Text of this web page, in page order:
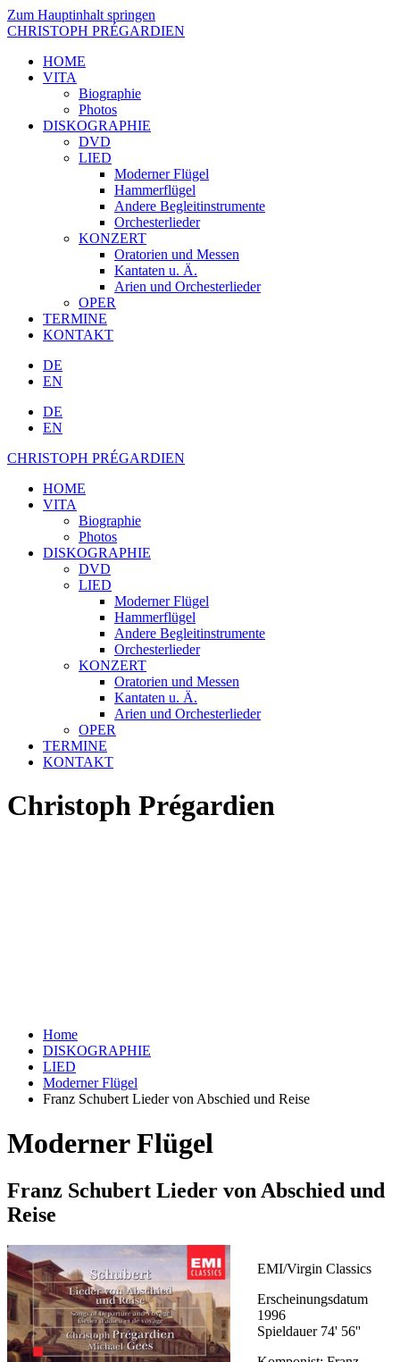
Zum Hauptinhalt springen
CHRISTOPH PRÉGARDIEN
HOME
VITA
Biographie
Photos
DISKOGRAPHIE
DVD
LIED
Moderner Flügel
Hammerflügel
Andere Begleitinstrumente
Orchesterlieder
KONZERT
Oratorien und Messen
Kantaten u. Ä.
Arien und Orchesterlieder
OPER
TERMINE
KONTAKT
DE
EN
DE
EN
CHRISTOPH PRÉGARDIEN
HOME
VITA
Biographie
Photos
DISKOGRAPHIE
DVD
LIED
Moderner Flügel
Hammerflügel
Andere Begleitinstrumente
Orchesterlieder
KONZERT
Oratorien und Messen
Kantaten u. Ä.
Arien und Orchesterlieder
OPER
TERMINE
KONTAKT
Christoph Prégardien
Home
DISKOGRAPHIE
LIED
Moderner Flügel
Franz Schubert Lieder von Abschied und Reise
Moderner Flügel
Franz Schubert Lieder von Abschied und
Reise
EMI/Virgin Classics
Erscheinungsdatum
1996
Spieldauer 74' 56''